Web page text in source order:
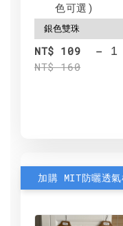
色可選)
NT$ 109
NT$ 160
-